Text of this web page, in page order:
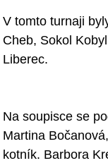
V tomto turnaji
Cheb, Sokol
Liberec.
Na soupisce se
Martina
kotník. Barbora